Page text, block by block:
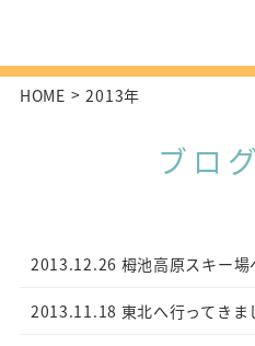
HOME 2013年
ブロ
2013.12.26 栂池高原スキー
2013.11.18 東北へ行ってき